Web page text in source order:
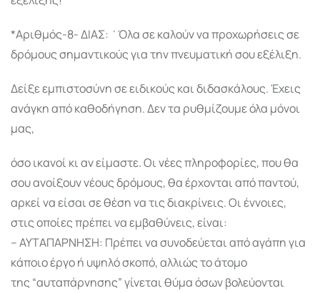
*Αριθμός-8- ΔΙΑΣ: ΄Όλα σε καλούν να προχωρήσεις σε
δρόμους σημαντικούς για την πνευματική σου εξέλιξη.
Δείξε εμπιστοσύνη σε ειδικούς και διδασκάλους. Έχεις
ανάγκη από καθοδήγηση. Δεν τα ρυθμίζουμε όλα μόνοι
μας,
όσο ικανοί κι αν είμαστε. Οι νέες πληροφορίες, που θα
σου ανοίξουν νέους δρόμους, θα έρχονται από παντού,
αρκεί να είσαι σε θέση να τις διακρίνεις. Οι έννοιες,
στις οποίες πρέπει να εμβαθύνεις, είναι:
– ΑΥΤΑΠΑΡΝΗΣΗ: Πρέπει να συνοδεύεται από αγάπη για
κάποιο έργο ή υψηλό σκοπό, αλλιώς το άτομο
της “αυταπάρνησης” γίνεται θύμα όσων βολεύονται